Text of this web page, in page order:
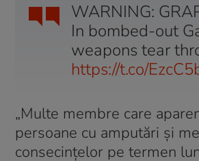
WARNING:
In bombed-out
weapons tear
https://t.co/
„Multe membre care
persoane cu amputări și
consecințelor pe termen